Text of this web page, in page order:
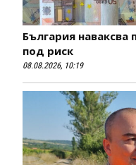
България наваксва
под риск
08.08.2026, 10:19